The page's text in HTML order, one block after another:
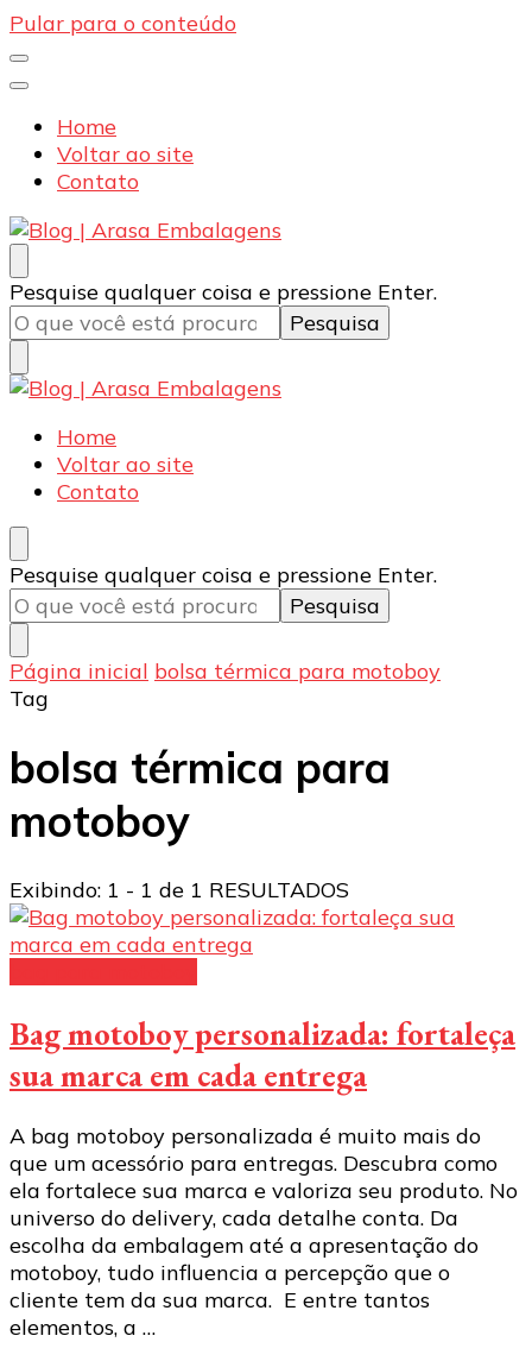
Pular para o conteúdo
Home
Voltar ao site
Contato
Blog | Arasa Embalagens
Confira conteúdos sobre embalagens para pizzas,
doces e salgados. Tudo para seu comércio com a
qualidade Arasa. Leia nossos conteúdos!
Procurando
algo?
Pesquise qualquer coisa e pressione Enter.
Blog | Arasa Embalagens
Confira conteúdos sobre embalagens para pizzas,
doces e salgados. Tudo para seu comércio com a
qualidade Arasa. Leia nossos conteúdos!
Home
Voltar ao site
Contato
Procurando
algo?
Pesquise qualquer coisa e pressione Enter.
Página inicial bolsa térmica para motoboy
Tag
bolsa térmica para
motoboy
Exibindo: 1 - 1 de 1 RESULTADOS
Bag motoboy personalizada: fortaleça
sua marca em cada entrega
A bag motoboy personalizada é muito mais do
que um acessório para entregas. Descubra como
ela fortalece sua marca e valoriza seu produto. No
universo do delivery, cada detalhe conta. Da
escolha da embalagem até a apresentação do
motoboy, tudo influencia a percepção que o
cliente tem da sua marca. E entre tantos
elementos, a …